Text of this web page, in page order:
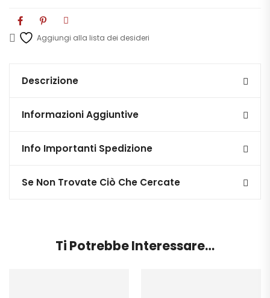
Aggiungi alla lista dei desideri
Descrizione
Informazioni Aggiuntive
Info Importanti Spedizione
Se Non Trovate Ciò Che Cercate
Ti Potrebbe Interessare…